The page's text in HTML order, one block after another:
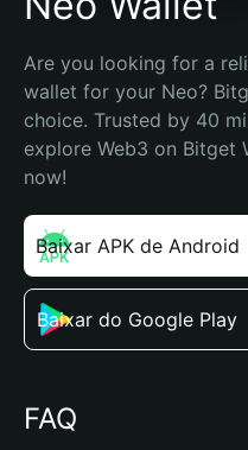
Are you looking for a
wallet for your Neo?
choice. Trusted by 40
explore Web3 on Bitget
now!
Baixar APK de Android
Baixar do Google Play
FAQ